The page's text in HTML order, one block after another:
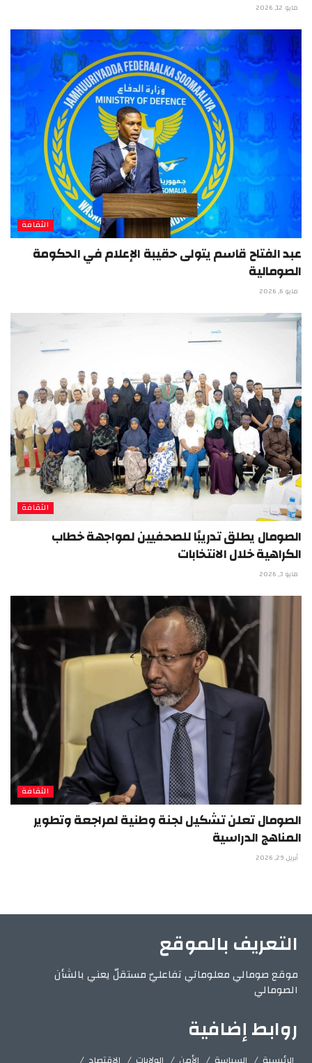
مايو 12, 2026
الثقافة
عبد الفتاح قاسم يتولى حقيبة الإعلام في الحكومة
الصومالية
مايو 6, 2026
الثقافة
الصومال يطلق تدريبًا للصحفيين لمواجهة خطاب
الكراهية خلال الانتخابات
مايو 3, 2026
الثقافة
الصومال تعلن تشكيل لجنة وطنية لمراجعة وتطوير
المناهج الدراسية
أبريل 29, 2026
التعريف بالموقع
موقع صومالي معلوماتي تفاعليّ مستقلّ يعني بالشأن
الصومالي
روابط إضافية